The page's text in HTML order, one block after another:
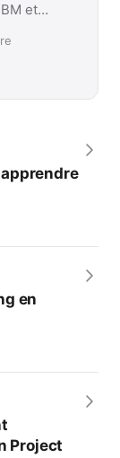
et
en
Project